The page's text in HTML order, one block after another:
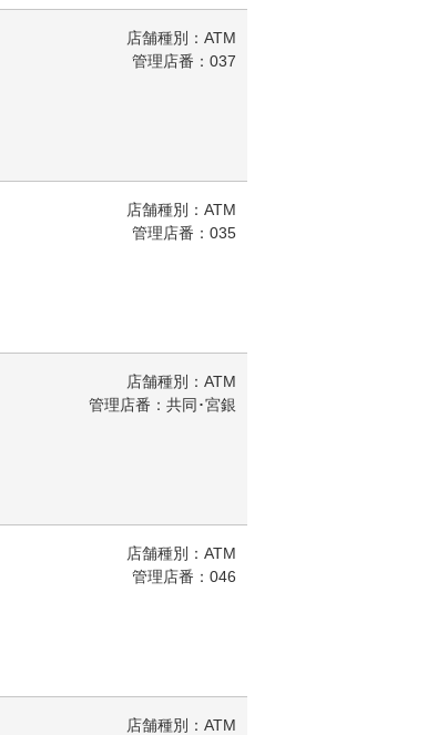
店舗種別：ATM
管理店番：037
店舗種別：ATM
管理店番：035
店舗種別：ATM
管理店番：共同･宮銀
店舗種別：ATM
管理店番：046
店舗種別：ATM